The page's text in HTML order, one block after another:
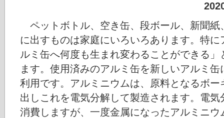
ペットボトル、空き缶、段ボール、新聞紙
に出すものは家庭にいろいろあります。特
ルミ缶へ何度も生まれ変わることができる
ます。使用済みのアルミ缶を新しいアルミ
利用です。アルミニウムは、原料となるボ
出しこれを電気分解して製造されます。電
消費しますが、一度金属になったアルミニ